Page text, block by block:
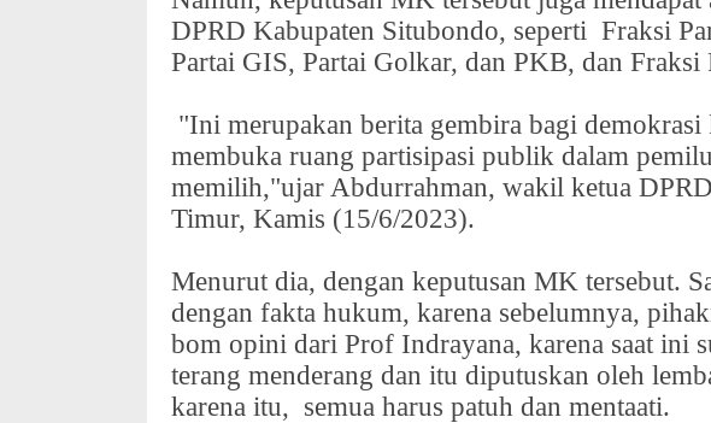
DPRD Kabupaten Situbondo, seperti Fraksi
Partai GIS, Partai Golkar, dan PKB, dan Fraksi
"Ini merupakan berita gembira bagi demokrasi
membuka ruang partisipasi publik dalam
memilih,"ujar Abdurrahman, wakil ketua
Timur, Kamis (15/6/2023).
Menurut dia, dengan keputusan MK tersebut.
dengan fakta hukum, karena sebelumnya,
bom opini dari Prof Indrayana, karena saat ini
terang menderang dan itu diputuskan oleh
karena itu, semua harus patuh dan mentaati.